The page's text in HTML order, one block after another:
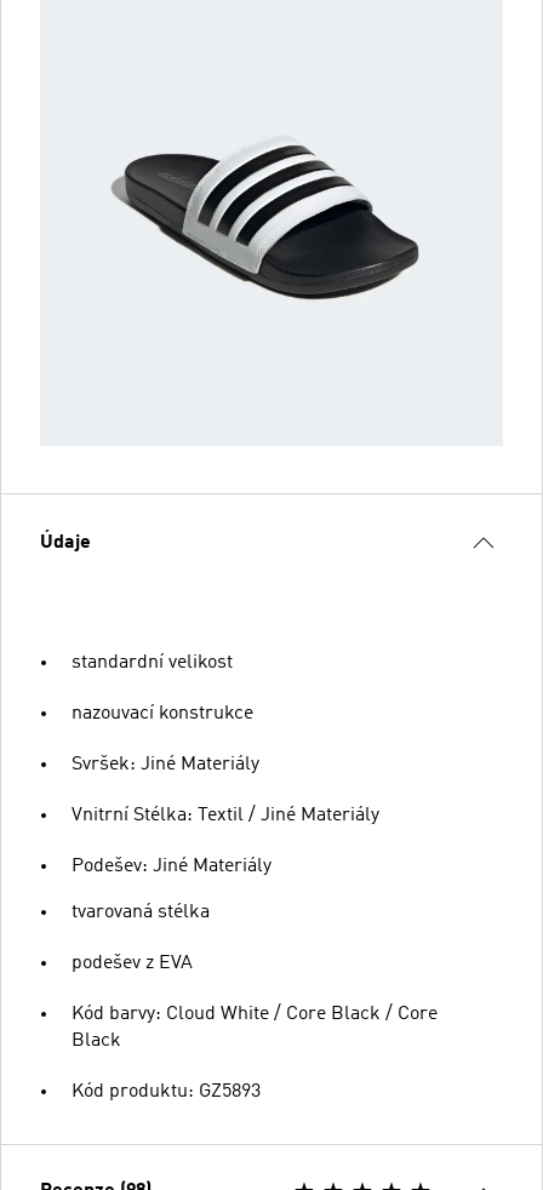
Údaje
standardní velikost
nazouvací konstrukce
Svršek: Jiné Materiály
Vnitrní Stélka: Textil / Jiné Materiály
Podešev: Jiné Materiály
tvarovaná stélka
podešev z EVA
Kód barvy: Cloud White / Core Black / Core
Black
Kód produktu: GZ5893